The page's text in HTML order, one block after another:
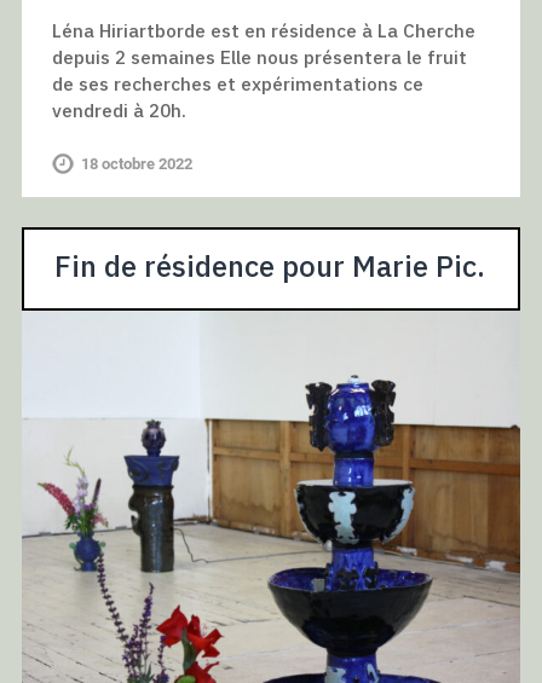
Léna Hiriartborde est en résidence à La Cherche
depuis 2 semaines Elle nous présentera le fruit
de ses recherches et expérimentations ce
vendredi à 20h.
18 octobre 2022
Fin de résidence pour Marie Pic.